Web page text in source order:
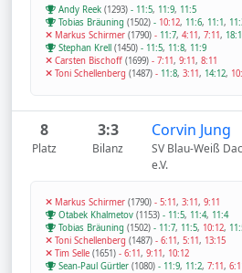
Andy Reek (1293) - 11:5, 11:9, 11:5
Tobias Bräuning (1502) - 10:12, 11:6, 11:1,
Markus Schirmer (1790) - 11:7, 4:11, 7:11,
Stephan Krell (1450) - 11:5, 11:8, 11:9
Carsten Bischoff (1699) - 7:11, 9:11, 8:11
Toni Schellenberg (1487) - 11:8, 3:11, 14:12,
8
Platz
3:3
Bilanz
Corvin Jung
SV Blau-Weiß
e.V.
Markus Schirmer (1790) - 5:11, 3:11, 9:11
Otabek Khalmetov (1153) - 11:5, 11:4, 11:4
Tobias Bräuning (1502) - 11:7, 11:5, 10:12,
Toni Schellenberg (1487) - 6:11, 5:11, 13:15
Tim Selle (1651) - 6:11, 9:11, 10:12
Sean-Paul Gürtler (1080) - 11:9, 11:2, 7:11,